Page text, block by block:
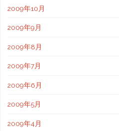
2009年10月
2009年9月
2009年8月
2009年7月
2009年6月
2009年5月
2009年4月